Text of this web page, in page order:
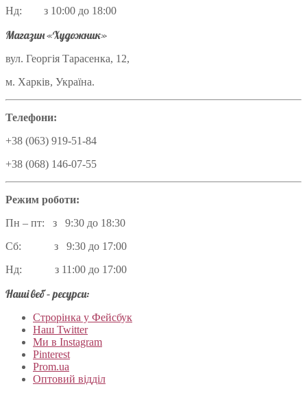
Нд: з 10:00 до 18:00
Магазин «Художник»
вул. Георгія Тарасенка, 12,
м. Харків, Україна.
Телефони:
+38 (063) 919-51-84
+38 (068) 146-07-55
Режим роботи:
Пн – пт: з 9:30 до 18:30
Сб: з 9:30 до 17:00
Нд: з 11:00 до 17:00
Наші веб – ресурси:
Строрінка у Фейсбук
Наш Twitter
Ми в Instagram
Pinterest
Prom.ua
Оптовий відділ